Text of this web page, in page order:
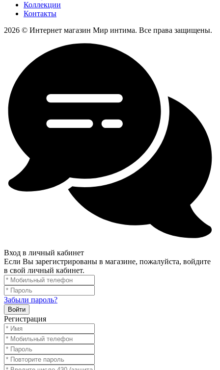
Коллекции
Контакты
2026 © Интернет магазин Мир интима. Все права защищены.
Вход в личный кабинет
Если Вы зарегистрированы в магазине, пожалуйста, войдите
в свой личный кабинет.
Забыли пароль?
Войти
Регистрация